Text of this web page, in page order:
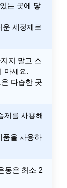
는 곳에 닿
운 세정제로
지 말고 스
마세요.
다습한 곳
제를 사용해
품을 사용하
동은 최소 2